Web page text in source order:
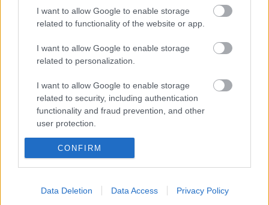
I want to allow Google to enable storage
related to functionality of the website or app.
I want to allow Google to enable storage
related to personalization.
I want to allow Google to enable storage
related to security, including authentication
functionality and fraud prevention, and other
user protection.
CONFIRM
Data Deletion Data Access Privacy Policy
Egy új kezdeményezés színvonalas első
szárnypróbálgatása
érdeklődésemet, mert fontos társadalmi
problémákat boncolgatnak változatos módon.
Mielőtt olvasni kezdtem, felmerült bennem, hogy mi
is az a KIC, mert még soha nem hallottam róla
azelőtt. Bizonyára a cikk olvasói közül sokan így
vagytok ezzel, így elsőként…